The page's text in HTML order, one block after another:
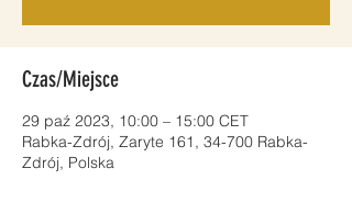
Czas/Miejsce
29 paź 2023, 10:00 – 15:00 CET
Rabka-Zdrój, Zaryte 161, 34-700 Rabka-
Zdrój, Polska